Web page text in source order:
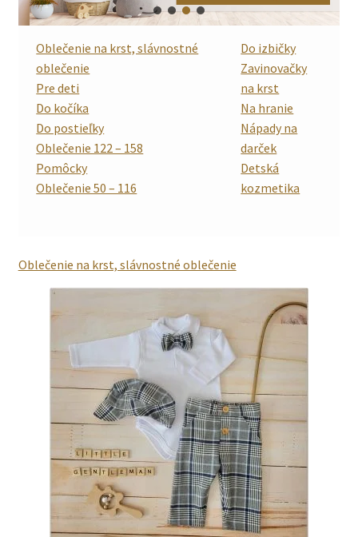
Oblečenie na krst, slávnostné
oblečenie
Pre deti
Do kočíka
Do postieľky
Oblečenie 122 – 158
Pomôcky
Oblečenie 50 – 116
Do izbičky
Zavinovačky
na krst
Na hranie
Nápady na
darček
Detská
kozmetika
Oblečenie na krst, slávnostné oblečenie